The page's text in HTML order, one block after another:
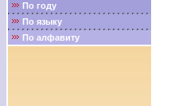
По году
По языку
По алфавиту